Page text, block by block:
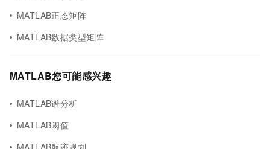
MATLAB正态矩阵
MATLAB数据类型矩阵
MATLAB您可能感兴趣
MATLAB谱分析
MATLAB阈值
MATLAB航迹规划